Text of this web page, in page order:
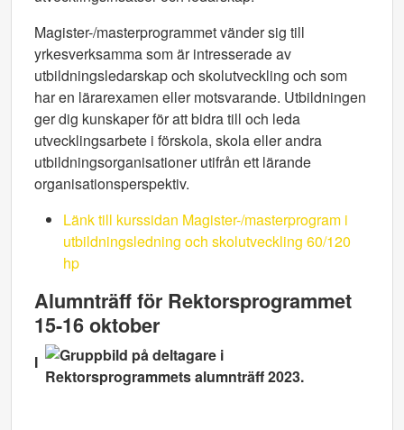
Magister-/masterprogrammet vänder sig till
yrkesverksamma som är intresserade av
utbildningsledarskap och skolutveckling och som
har en lärarexamen eller motsvarande. Utbildningen
ger dig kunskaper för att bidra till och leda
utvecklingsarbete i förskola, skola eller andra
utbildningsorganisationer utifrån ett lärande
organisationsperspektiv.
Länk till kurssidan Magister-/masterprogram i
utbildningsledning och skolutveckling 60/120
hp
Alumnträff för Rektorsprogrammet
15-16 oktober
I